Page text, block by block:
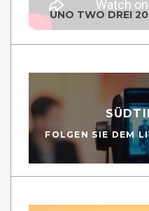
FOLGEN SIE DEM